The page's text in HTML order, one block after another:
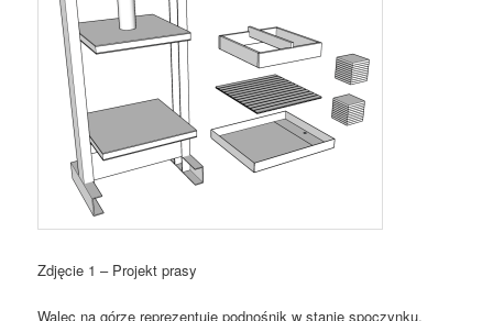
Zdjęcie 1 – Projekt prasy
Walec na górze reprezentuje podnośnik w stanie spoczynku.